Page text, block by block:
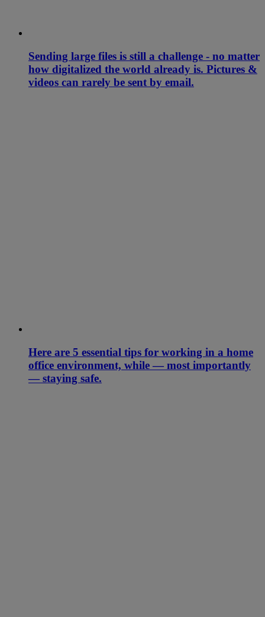
Sending large files is still a challenge - no matter
how digitalized the world already is. Pictures &
videos can rarely be sent by email.
Here are 5 essential tips for working in a home
office environment, while — most importantly
— staying safe.